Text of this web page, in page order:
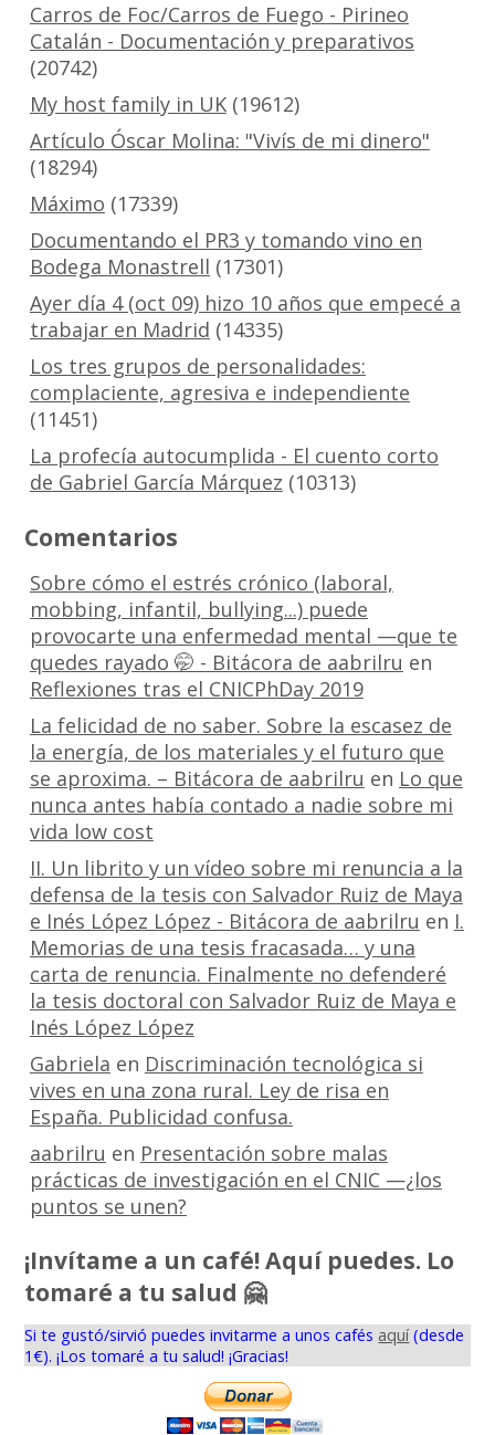
Carros de Foc/Carros de Fuego - Pirineo
Catalán - Documentación y preparativos
(20742)
My host family in UK(19612)
Artículo Óscar Molina: "Vivís de mi dinero"
(18294)
Máximo (17339)
Documentando el PR3 y tomando vino en
Bodega Monastrell (17301)
Ayer día 4 (oct 09) hizo 10 años que empecé a
trabajar en Madrid (14335)
Los tres grupos de personalidades:
complaciente, agresiva e independiente
(11451)
La profecía autocumplida - El cuento corto
de Gabriel García Márquez (10313)
Comentarios
Sobre cómo el estrés crónico (laboral,
mobbing, infantil, bullying...) puede
provocarte una enfermedad mental —que te
quedes rayado 🤭 - Bitácora de aabrilru en
Reflexiones tras el CNICPhDay 2019
La felicidad de no saber. Sobre la escasez de
la energía, de los materiales y el futuro que
se aproxima. – Bitácora de aabrilru en Lo que
nunca antes había contado a nadie sobre mi
vida low cost
II. Un librito y un vídeo sobre mi renuncia a la
defensa de la tesis con Salvador Ruiz de Maya
e Inés López López - Bitácora de aabrilru en I.
Memorias de una tesis fracasada… y una
carta de renuncia. Finalmente no defenderé
la tesis doctoral con Salvador Ruiz de Maya e
Inés López López
Gabriela en Discriminación tecnológica si
vives en una zona rural. Ley de risa en
España. Publicidad confusa.
aabrilru en Presentación sobre malas
prácticas de investigación en el CNIC —¿los
puntos se unen?
¡Invítame a un café! Aquí puedes. Lo
tomaré a tu salud 🤗
Si te gustó/sirvió puedes invitarme a unos cafés aquí(desde
1€). ¡Los tomaré a tu salud! ¡Gracias!